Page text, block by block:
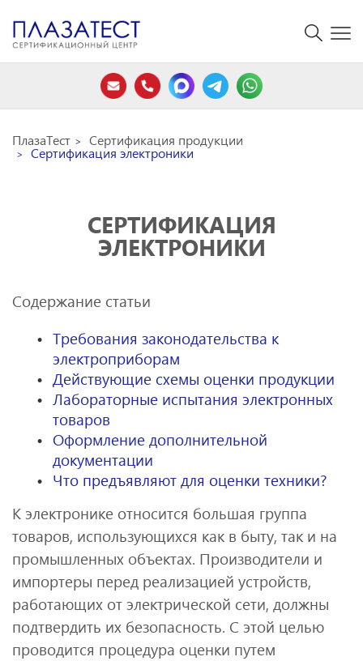
ПлазаТест Сертификация продукции
Сертификация электроники
СЕРТИФИКАЦИЯ
ЭЛЕКТРОНИКИ
Содержание статьи
Требования законодательства к
электроприборам
Действующие схемы оценки продукции
Лабораторные испытания электронных
товаров
Оформление дополнительной
документации
Что предъявляют для оценки техники?
К электронике относится большая группа
товаров, использующихся как в быту, так и на
промышленных объектах. Производители и
импортеры перед реализацией устройств,
работающих от электрической сети, должны
подтвердить их безопасность. С этой целью
проводится процедура оценки путем